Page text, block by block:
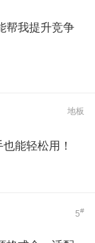
帮我提升竞争
地板
能轻松用！
5#